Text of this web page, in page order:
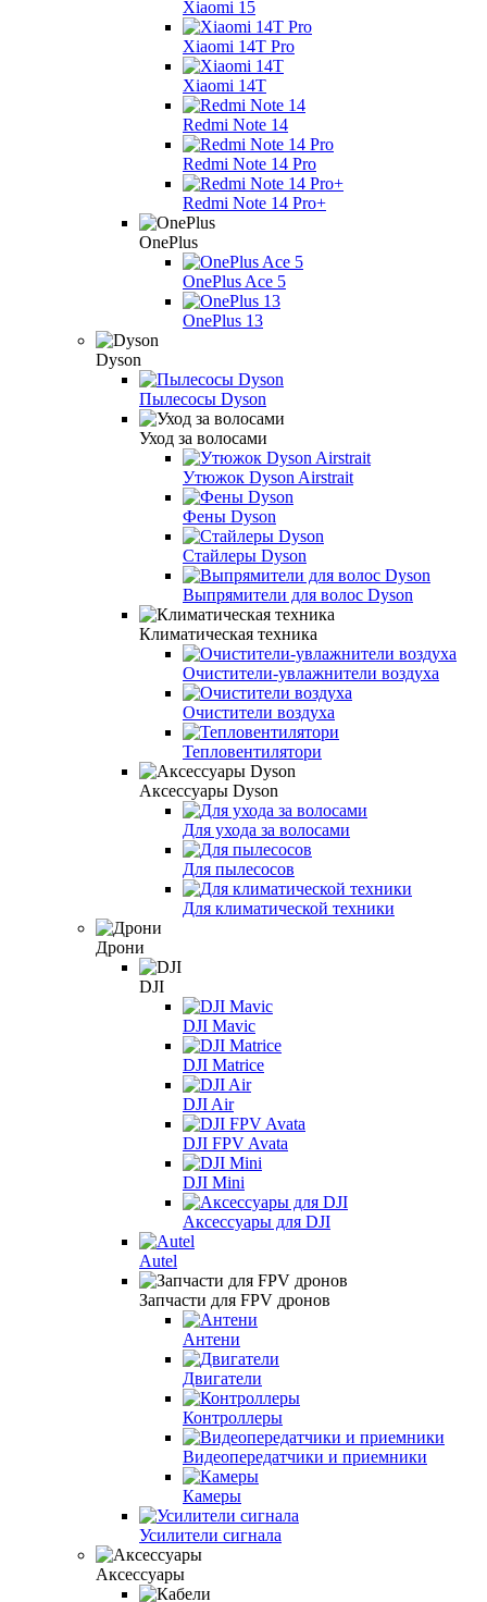
Xiaomi 15
Xiaomi 14T Pro
Xiaomi 14T
Redmi Note 14
Redmi Note 14 Pro
Redmi Note 14 Pro+
OnePlus
OnePlus Ace 5
OnePlus 13
Dyson
Пылесосы Dyson
Уход за волосами
Утюжок Dyson Airstrait
Фены Dyson
Стайлеры Dyson
Выпрямители для волос Dyson
Климатическая техника
Очистители-увлажнители воздуха
Очистители воздуха
Тепловентилятори
Аксессуары Dyson
Для ухода за волосами
Для пылесосов
Для климатической техники
Дрони
DJI
DJI Mavic
DJI Matrice
DJI Air
DJI FPV Avata
DJI Mini
Аксессуары для DJI
Autel
Запчасти для FPV дронов
Антени
Двигатели
Контроллеры
Видеопередатчики и приемники
Камеры
Усилители сигнала
Аксессуары